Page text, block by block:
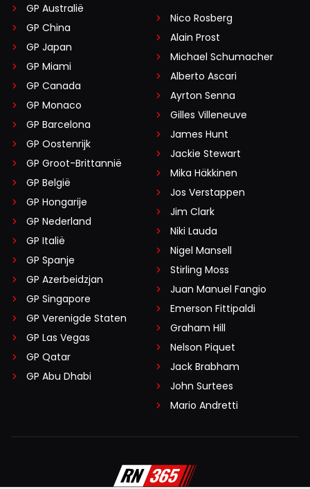
GP Australië
GP China
GP Japan
GP Miami
GP Canada
GP Monaco
GP Barcelona
GP Oostenrijk
GP Groot-Brittannië
GP België
GP Hongarije
GP Nederland
GP Italië
GP Spanje
GP Azerbeidzjan
GP Singapore
GP Verenigde Staten
GP Las Vegas
GP Qatar
GP Abu Dhabi
Nico Rosberg
Alain Prost
Michael Schumacher
Alberto Ascari
Ayrton Senna
Gilles Villeneuve
James Hunt
Jackie Stewart
Mika Häkkinen
Jos Verstappen
Jim Clark
Niki Lauda
Nigel Mansell
Stirling Moss
Juan Manuel Fangio
Emerson Fittipaldi
Graham Hill
Nelson Piquet
Jack Brabham
John Surtees
Mario Andretti